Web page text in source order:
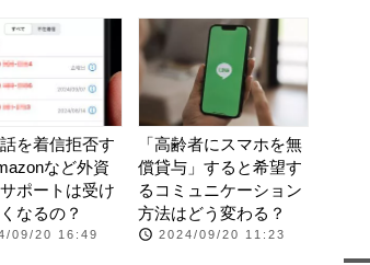
を着信拒否す
など外資
ポートは受け
なるの？
09/20 16:49
「高齢者にスマホを無
償貸与」すると希望す
るコミュニケーション
方法はどう変わる？
2024/09/20 11:23